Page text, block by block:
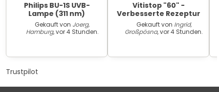
Philips BU-1S UVB-
Lampe (311 nm)
Gekauft von Joerg,
Hamburg, vor 4 Stunden.
Vitistop "60" -
Verbesserte Rezeptur
Gekauft von Ingrid,
Großpösna, vor 4 Stunden.
Trustpilot